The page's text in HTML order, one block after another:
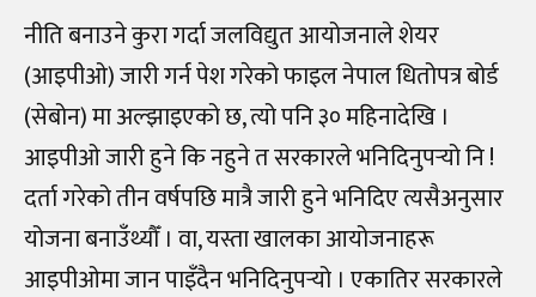
नीति बनाउने कुरा गर्दा जलविद्युत आयोजनाले शेयर
(आइपीओ) जारी गर्न पेश गरेको फाइल नेपाल धितोपत्र बोर्ड
(सेबोन) मा अल्झाइएको छ, त्यो पनि ३० महिनादेखि ।
आइपीओ जारी हुने कि नहुने त सरकारले भनिदिनुपर्‍यो नि !
दर्ता गरेको तीन वर्षपछि मात्रै जारी हुने भनिदिए त्यसैअनुसार
योजना बनाउँथ्यौँ । वा, यस्ता खालका आयोजनाहरू
आइपीओमा जान पाइँदैन भनिदिनुपर्‍यो । एकातिर सरकारले